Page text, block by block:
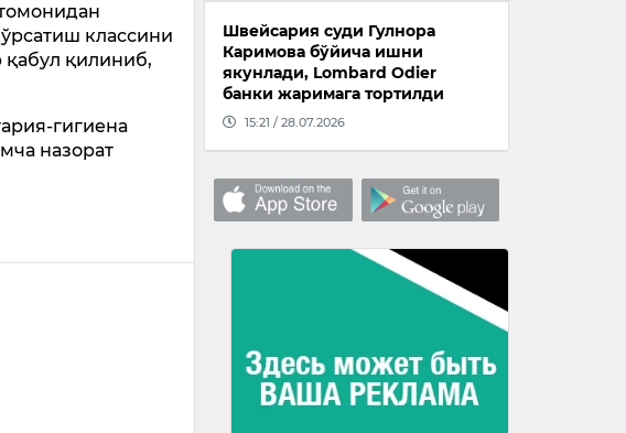
классини
қабул қилиниб,
гигиена
назорат
Швейсария суди Гулнора
Каримова бўйича ишни
якунлади, Lombard Odier
банки жаримага тортилди
15:21 / 28.07.2026